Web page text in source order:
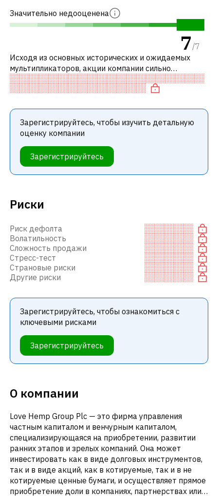
Риски
Риск дефолта
Волатильность
Сложность продажи
Стресс-тест
Страновые риски
Другие риски
Зарегистрируйтесь, чтобы ознакомиться с
ключевыми рисками
Зарегистрируйтесь
О компании
Love Hemp Group Plc — это фирма управления
частным капиталом и венчурным капиталом,
специализирующаяся на приобретении, развитии
ранних этапов и зрелых компаний. Она может
инвестировать как в виде долговых инструментов,
так и в виде акций, как в котируемые, так и в не
котируемые ценные бумаги, и осуществляет прямое
приобретение доли в компаниях, партнерствах или
Значительно недооценена
7/7
Исходя из основных исторических и ожидаемых
мультипликаторов, акции компании сильно
недооценены по сравнению с аналогичными
компаниями.
Зарегистрируйтесь, чтобы изучить детальную
оценку компании
Зарегистрируйтесь